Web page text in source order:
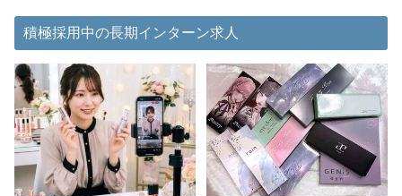
積極採用中の長期インターン求人